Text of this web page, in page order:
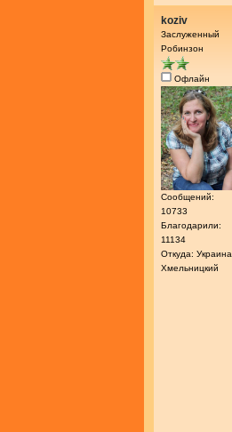
koziv
Заслуженный
Робинзон
Офлайн
Сообщений:
10733
Благодарили:
11134
Откуда: Украина,
Хмельницкий